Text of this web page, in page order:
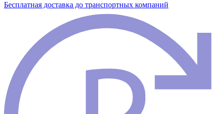
Бесплатная доставка до транспортных компаний